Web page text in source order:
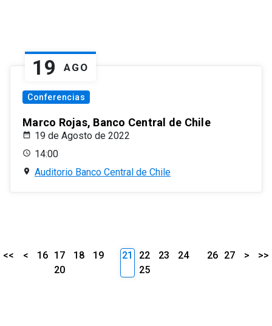
19 AGO
Conferencias
Marco Rojas, Banco Central de Chile
19 de Agosto de 2022
14:00
Auditorio Banco Central de Chile
<< < 16 17 18
19
20
21 22 23
24
25
26 27 > >>